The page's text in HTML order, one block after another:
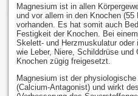
Magnesium ist in allen
und vor allem in den Knochen
vorhanden. Es hat somit auch
Festigkeit der Knochen. Bei
Skelett- und Herzmuskulatur oder
wie Leber, Niere, Schilddrüse und
Knochen zügig freigesetzt.
Magnesium ist der
(Calcium-Antagonist) und wirkt